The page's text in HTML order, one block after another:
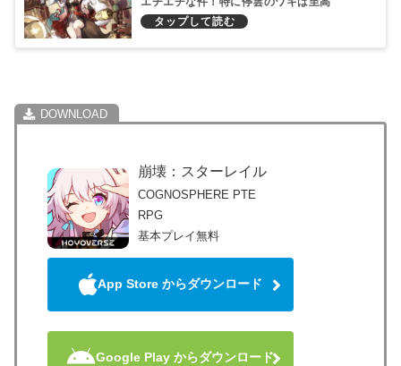
崩壊：スターレイル
COGNOSPHERE PTE
RPG
基本プレイ無料
App Store からダウンロード
Google Play からダウンロード